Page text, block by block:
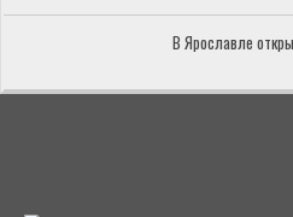
В Ярославле